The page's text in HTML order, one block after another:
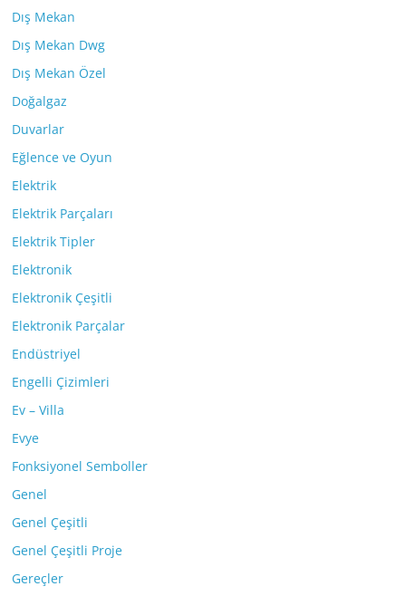
Dış Mekan
Dış Mekan Dwg
Dış Mekan Özel
Doğalgaz
Duvarlar
Eğlence ve Oyun
Elektrik
Elektrik Parçaları
Elektrik Tipler
Elektronik
Elektronik Çeşitli
Elektronik Parçalar
Endüstriyel
Engelli Çizimleri
Ev – Villa
Evye
Fonksiyonel Semboller
Genel
Genel Çeşitli
Genel Çeşitli Proje
Gereçler